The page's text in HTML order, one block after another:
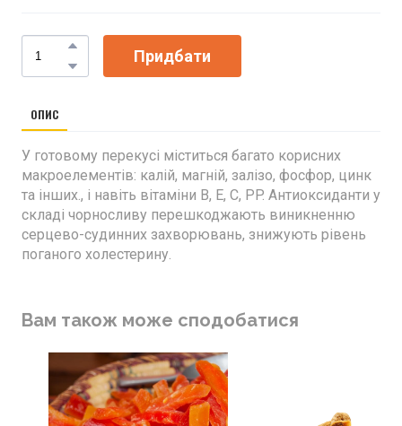
Придбати
ОПИС
У готовому перекусі міститься багато корисних
макроелементів: калій, магній, залізо, фосфор, цинк
та інших., і навіть вітаміни B, E, C, PP. Антиоксиданти у
складі чорносливу перешкоджають виникненню
серцево-судинних захворювань, знижують рівень
поганого холестерину.
Вам також може сподобатися